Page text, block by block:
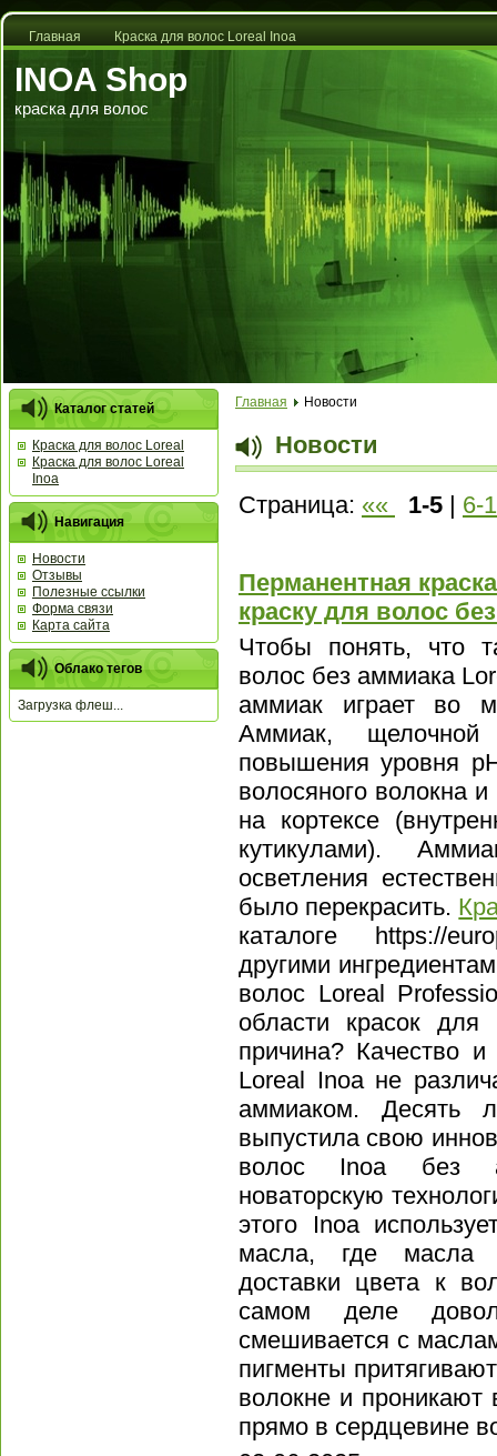
Главная Краска для волос Loreal Inoa
INOA Shop
краска для волос
Каталог статей
Краска для волос Loreal
Краска для волос Loreal
Inoa
Навигация
Новости
Отзывы
Полезные ссылки
Форма связи
Карта сайта
Облако тегов
Загрузка флеш...
Главная Новости
Новости
Страница: «« 1-5 | 6-
Перманентная
краску для волос
Чтобы понять, что
волос без аммиака
аммиак играет во
Аммиак, щелочной
повышения уровня
волосяного волокна
на кортексе
кутикулами).
осветления
было перекрасить.
каталоге https://
другими
волос Loreal
области красок
причина? Качество и
Loreal Inoa не
аммиаком. Десять
выпустила свою
волос Inoa без
новаторскую
этого Inoa
масла, где масла
доставки цвета к
самом деле
смешивается с
пигменты
волокне и проникают
прямо в сердцевине